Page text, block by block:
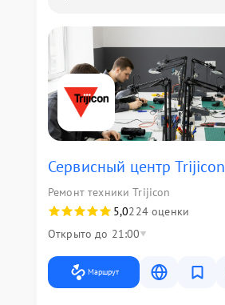
Сервисный центр Trijicon
Ремонт техники Trijicon
5,0224 оценки
Открыто до 21:00
Маршрут